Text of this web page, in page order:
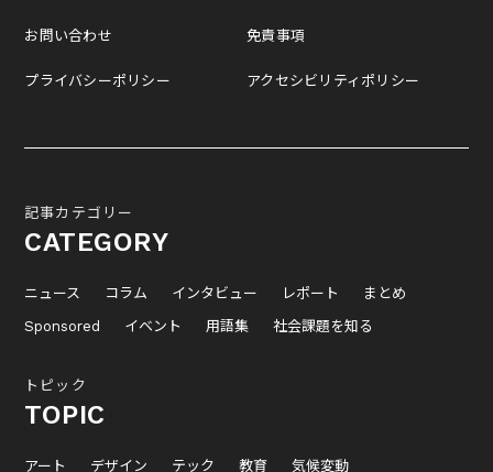
お問い合わせ
プライバシーポリシー
免責事項
アクセシビリティポリシー
記事カテゴリー
CATEGORY
ニュース コラム インタビュー レポート
まとめ
Sponsored
イベント 用語集 社会課題を知る
トピック
TOPIC
アート デザイン テック 教育 気候変動